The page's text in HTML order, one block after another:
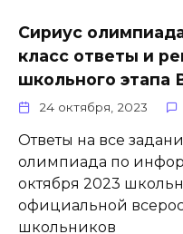
Сириус
класс ответы и
школьного этапа
24 октября, 2023
Ответы на все
олимпиада по
октября 2023
официальной
школьников